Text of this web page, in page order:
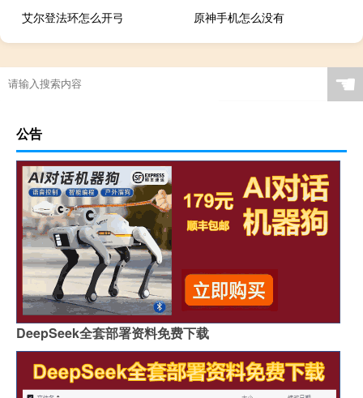
艾尔登法环怎么开弓
原神手机怎么没有
☚
公告
DeepSeek全套部署资料免费下载